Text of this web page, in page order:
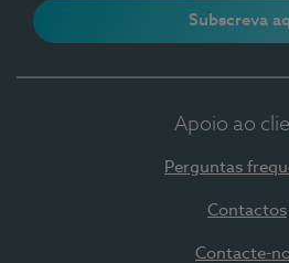
Subscreva
Apoio ao
Perguntas
Contactos
Contacte-